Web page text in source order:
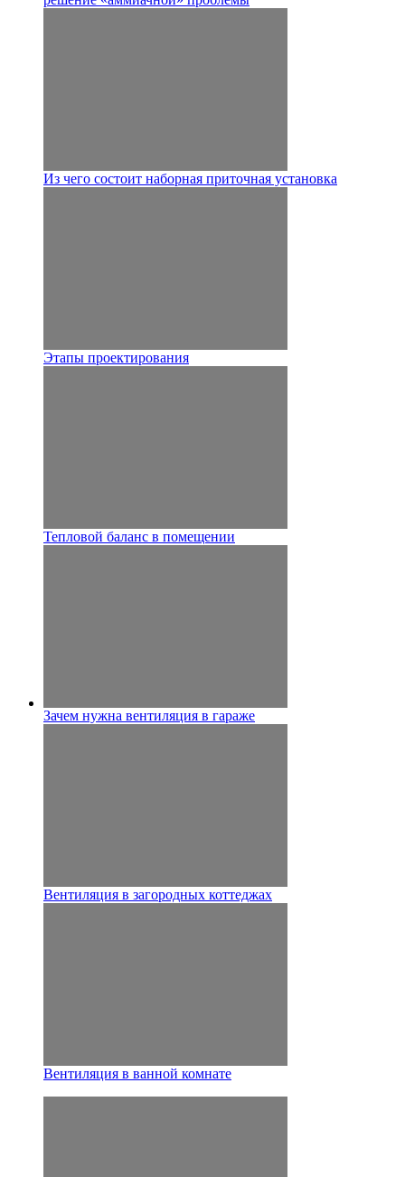
Из чего состоит наборная приточная установка
Этапы проектирования
Тепловой баланс в помещении
Зачем нужна вентиляция в гараже
Вентиляция в загородных коттеджах
Вентиляция в ванной комнате